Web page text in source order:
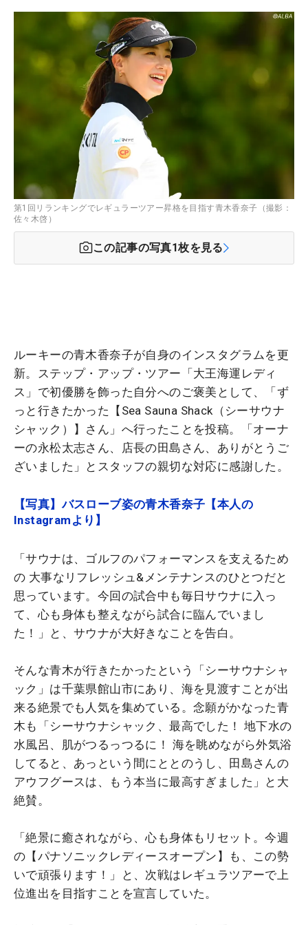
第1回リランキングでレギュラーツアー昇格を目指す青木香奈子（撮影：
佐々木啓）
この記事の写真1枚を見る
ルーキーの青木香奈子が自身のインスタグラムを更
新。ステップ・アップ・ツアー「大王海運レディ
ス」で初優勝を飾った自分へのご褒美として、「ず
っと行きたかった【Sea Sauna Shack（シーサウナ
シャック）】さん」へ行ったことを投稿。「オーナ
ーの永松太志さん、店長の田島さん、ありがとうご
ざいました」とスタッフの親切な対応に感謝した。
【写真】バスローブ姿の青木香奈子【本人の
Instagramより】
「サウナは、ゴルフのパフォーマンスを支えるため
の 大事なリフレッシュ&メンテナンスのひとつだと
思っています。今回の試合中も毎日サウナに入っ
て、心も身体も整えながら試合に臨んでいまし
た！」と、サウナが大好きなことを告白。
そんな青木が行きたかったという「シーサウナシャ
ック」は千葉県館山市にあり、海を見渡すことが出
来る絶景でも人気を集めている。念願がかなった青
木も「シーサウナシャック、最高でした！ 地下水の
水風呂、肌がつるっつるに！ 海を眺めながら外気浴
してると、あっという間にととのうし、田島さんの
アウフグースは、もう本当に最高すぎました」と大
絶賛。
「絶景に癒されながら、心も身体もリセット。今週
の【パナソニックレディースオープン】も、この勢
いで頑張ります！」と、次戦はレギュラツアーで上
位進出を目指すことを宣言していた。